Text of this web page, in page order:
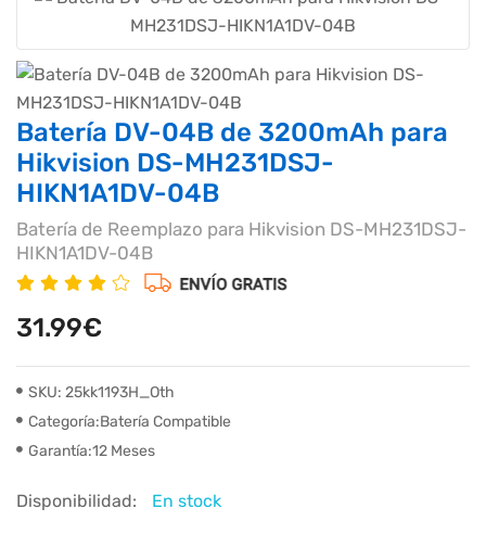
Batería DV-04B de 3200mAh para
Hikvision DS-MH231DSJ-
HIKN1A1DV-04B
Batería de Reemplazo para Hikvision DS-MH231DSJ-
HIKN1A1DV-04B
31.99€
SKU: 25kk1193H_Oth
Categoría:Batería Compatible
Garantía:12 Meses
Disponibilidad: En stock